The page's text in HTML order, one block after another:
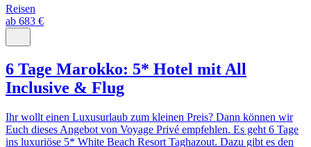
Reisen
ab 683 €
6 Tage Marokko: 5* Hotel mit All
Inclusive & Flug
Ihr wollt einen Luxusurlaub zum kleinen Preis? Dann können wir
Euch dieses Angebot von Voyage Privé empfehlen. Es geht 6 Tage
ins luxuriöse 5* White Beach Resort Taghazout. Dazu gibt es den